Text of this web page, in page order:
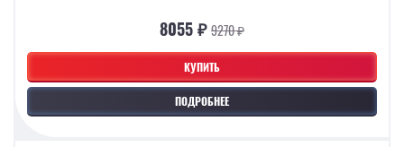
КУПИТЬ
ПОДРОБНЕЕ
8055 ₽9270 ₽